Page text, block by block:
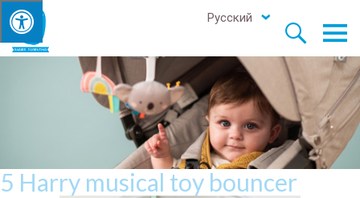


Русский
5 Harry musical toy bouncer